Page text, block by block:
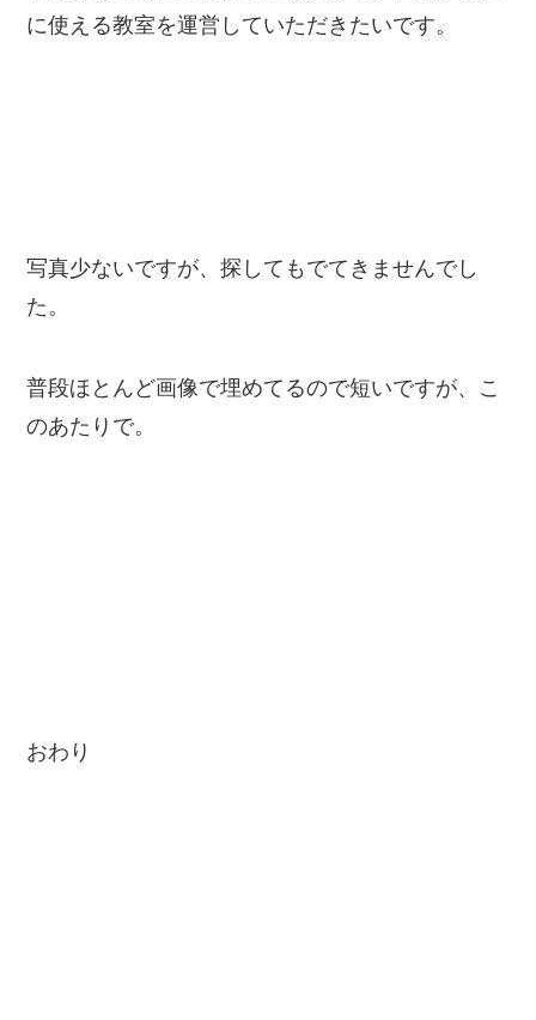
に使える教室を運営していただきたいです。
写真少ないですが、探してもでてきませんでし
た。
普段ほとんど画像で埋めてるので短いですが、こ
のあたりで。
おわり